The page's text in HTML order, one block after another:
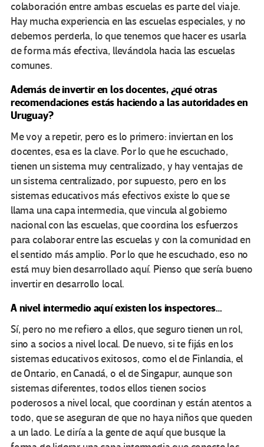
colaboración entre ambas escuelas es parte del viaje.
Hay mucha experiencia en las escuelas especiales, y no
debemos perderla, lo que tenemos que hacer es usarla
de forma más efectiva, llevándola hacia las escuelas
comunes.
Además de invertir en los docentes, ¿qué otras
recomendaciones estás haciendo a las autoridades en
Uruguay?
Me voy a repetir, pero es lo primero: inviertan en los
docentes, esa es la clave. Por lo que he escuchado,
tienen un sistema muy centralizado, y hay ventajas de
un sistema centralizado, por supuesto, pero en los
sistemas educativos más efectivos existe lo que se
llama una capa intermedia, que vincula al gobierno
nacional con las escuelas, que coordina los esfuerzos
para colaborar entre las escuelas y con la comunidad en
el sentido más amplio. Por lo que he escuchado, eso no
está muy bien desarrollado aquí. Pienso que sería bueno
invertir en desarrollo local.
A nivel intermedio aquí existen los inspectores…
Sí, pero no me refiero a ellos, que seguro tienen un rol,
sino a socios a nivel local. De nuevo, si te fijás en los
sistemas educativos exitosos, como el de Finlandia, el
de Ontario, en Canadá, o el de Singapur, aunque son
sistemas diferentes, todos ellos tienen socios
poderosos a nivel local, que coordinan y están atentos a
todo, que se aseguran de que no haya niños que queden
a un lado. Le diría a la gente de aquí que busque la